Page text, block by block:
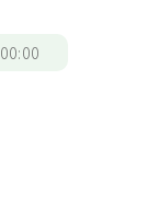
00:00